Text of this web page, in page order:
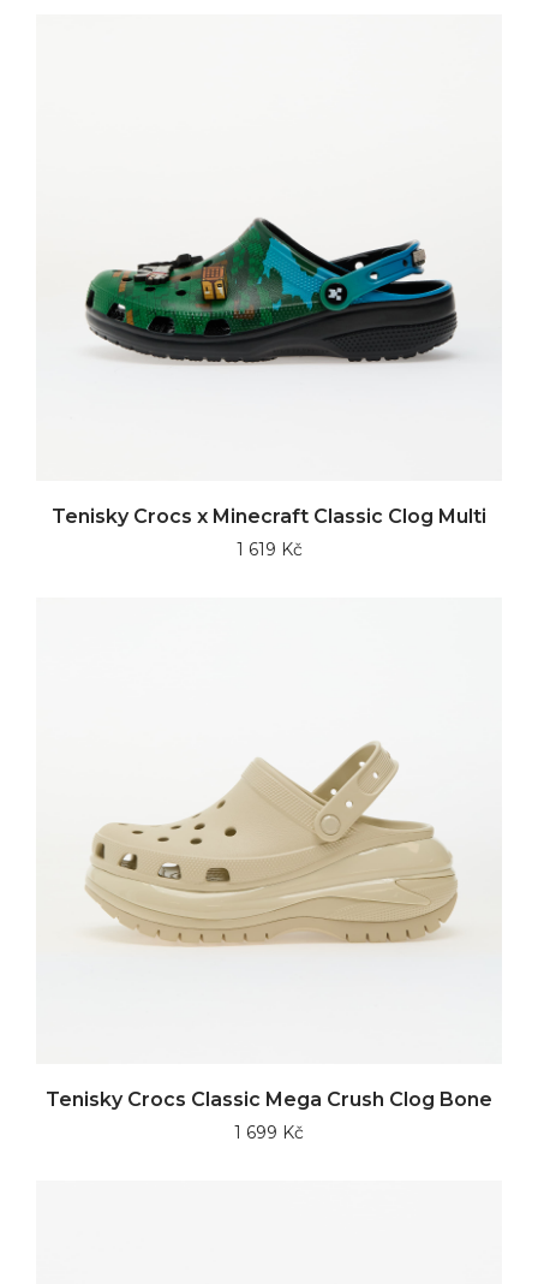
Tenisky Crocs x Minecraft Classic Clog Multi
1 619 Kč
Tenisky Crocs Classic Mega Crush Clog Bone
1 699 Kč